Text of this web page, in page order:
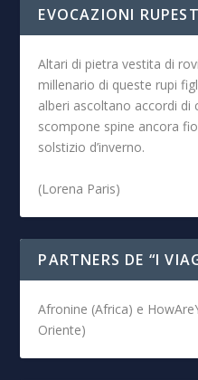
EVOCAZIONI
Altari di pietra vestita di
millenario di queste rupi
alberi ascoltano accordi di
scompone spine ancora
solstizio d’inverno.
(Lorena Paris)
PARTNERS DE “I
Afronine (Africa) e
Oriente)